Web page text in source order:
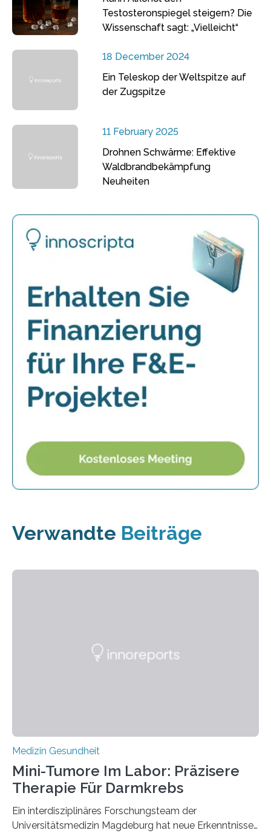
Testosteronspiegel steigern? Die
Wissenschaft sagt: „Vielleicht“
18 December 2024
Ein Teleskop der Weltspitze auf
der Zugspitze
11 February 2025
Drohnen Schwärme: Effektive
Waldbrandbekämpfung
Neuheiten
Verwandte Beiträge
Medizin Gesundheit
Mini-Tumore Im Labor: Präzisere
Therapie Für Darmkrebs
Ein interdisziplinäres Forschungsteam der
Universitätsmedizin Magdeburg hat neue Erkenntnisse